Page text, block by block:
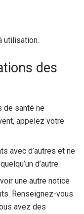
utilisation.
des
de santé ne
appelez votre
avec d’autres et ne
d’autre.
une autre notice
Renseignez-vous
avez des